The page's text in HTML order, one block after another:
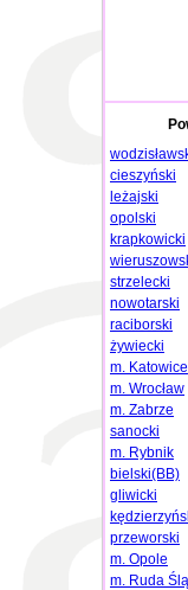
cieszyński
leżajski
opolski
krapkowicki
strzelecki
nowotarski
raciborski
żywiecki
m. Katowice
m. Wrocław
m. Zabrze
sanocki
m. Rybnik
bielski(BB)
gliwicki
przeworski
m. Opole
m. Ruda